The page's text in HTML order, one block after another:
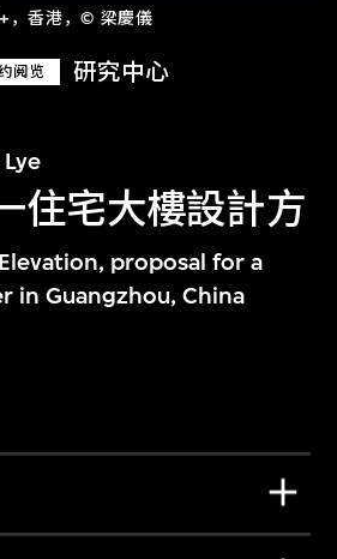
，香港，© 梁慶儀
阅览 研究中心
住宅大樓設計方
Elevation, proposal for a
in Guangzhou, China
二十及二十一世纪视觉